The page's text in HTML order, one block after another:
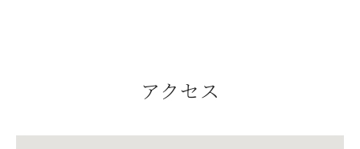
アクセス